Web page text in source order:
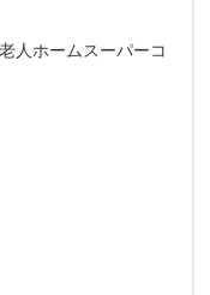
人ホームスーパーコ